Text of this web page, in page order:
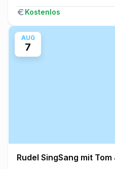
Kostenlos
AUG
7
Rudel SingSang mit